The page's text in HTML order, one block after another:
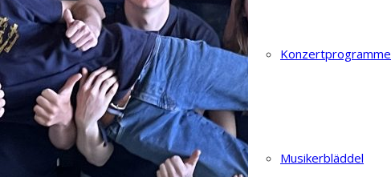
Konzertprogramme
Musikerbläddel